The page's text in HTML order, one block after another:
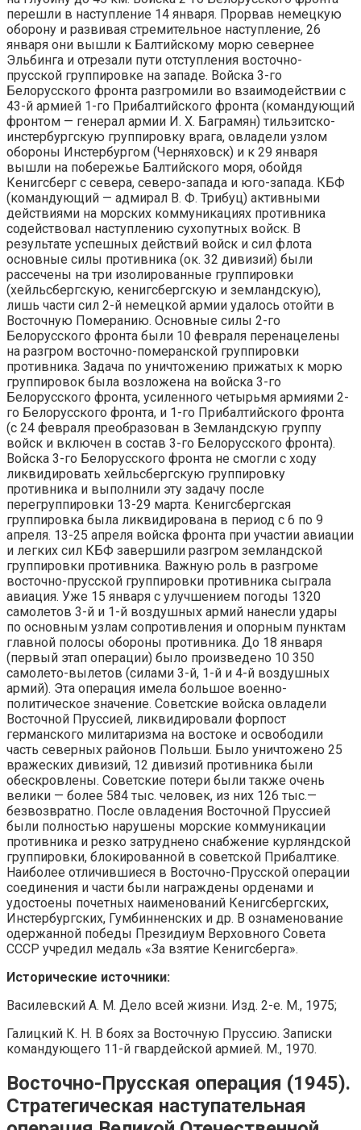
перешли в наступление 14 января. Прорвав немецкую
оборону и развивая стремительное наступление, 26
января они вышли к Балтийскому морю севернее
Эльбинга и отрезали пути отступления восточно-
прусской группировке на западе. Войска 3-го
Белорусского фронта разгромили во взаимодействии с
43-й армией 1-го Прибалтийского фронта (командующий
фронтом — генерал армии И. Х. Баграмян) тильзитско-
инстербургскую группировку врага, овладели узлом
обороны Инстербургом (Черняховск) и к 29 января
вышли на побережье Балтийского моря, обойдя
Кенигсберг с севера, северо-запада и юго-запада. КБФ
(командующий — адмирал В. Ф. Трибуц) активными
действиями на морских коммуникациях противника
содействовал наступлению сухопутных войск. В
результате успешных действий войск и сил флота
основные силы противника (ок. 32 дивизий) были
рассечены на три изолированные группировки
(хейльсбергскую, кенигсбергскую и земландскую),
лишь части сил 2-й немецкой армии удалось отойти в
Восточную Померанию. Основные силы 2-го
Белорусского фронта были 10 февраля перенацелены
на разгром восточно-померанской группировки
противника. Задача по уничтожению прижатых к морю
группировок была возложена на войска 3-го
Белорусского фронта, усиленного четырьмя армиями 2-
го Белорусского фронта, и 1-го Прибалтийского фронта
(с 24 февраля преобразован в Земландскую группу
войск и включен в состав 3-го Белорусского фронта).
Войска 3-го Белорусского фронта не смогли с ходу
ликвидировать хейльсбергскую группировку
противника и выполнили эту задачу после
перегруппировки 13-29 марта. Кенигсбергская
группировка была ликвидирована в период с 6 по 9
апреля. 13-25 апреля войска фронта при участии авиации
и легких сил КБФ завершили разгром земландской
группировки противника. Важную роль в разгроме
восточно-прусской группировки противника сыграла
авиация. Уже 15 января с улучшением погоды 1320
самолетов 3-й и 1-й воздушных армий нанесли удары
по основным узлам сопротивления и опорным пунктам
главной полосы обороны противника. До 18 января
(первый этап операции) было произведено 10 350
самолето-вылетов (силами 3-й, 1-й и 4-й воздушных
армий). Эта операция имела большое военно-
политическое значение. Советские войска овладели
Восточной Пруссией, ликвидировали форпост
германского милитаризма на востоке и освободили
часть северных районов Польши. Было уничтожено 25
вражеских дивизий, 12 дивизий противника были
обескровлены. Советские потери были также очень
велики — более 584 тыс. человек, из них 126 тыс.—
безвозвратно. После овладения Восточной Пруссией
были полностью нарушены морские коммуникации
противника и резко затруднено снабжение курляндской
группировки, блокированной в советской Прибалтике.
Наиболее отличившиеся в Восточно-Прусской операции
соединения и части были награждены орденами и
удостоены почетных наименований Кенигсбергских,
Инстербургских, Гумбинненских и др. В ознаменование
одержанной победы Президиум Верховного Совета
СССР учредил медаль «За взятие Кенигсберга».
Исторические источники:
Василевский А. М. Дело всей жизни. Изд. 2-е. М., 1975;
Галицкий К. Н. В боях за Восточную Пруссию. Записки
командующего 11-й гвардейской армией. М., 1970.
Восточно-Прусская операция (1945).
Стратегическая наступательная